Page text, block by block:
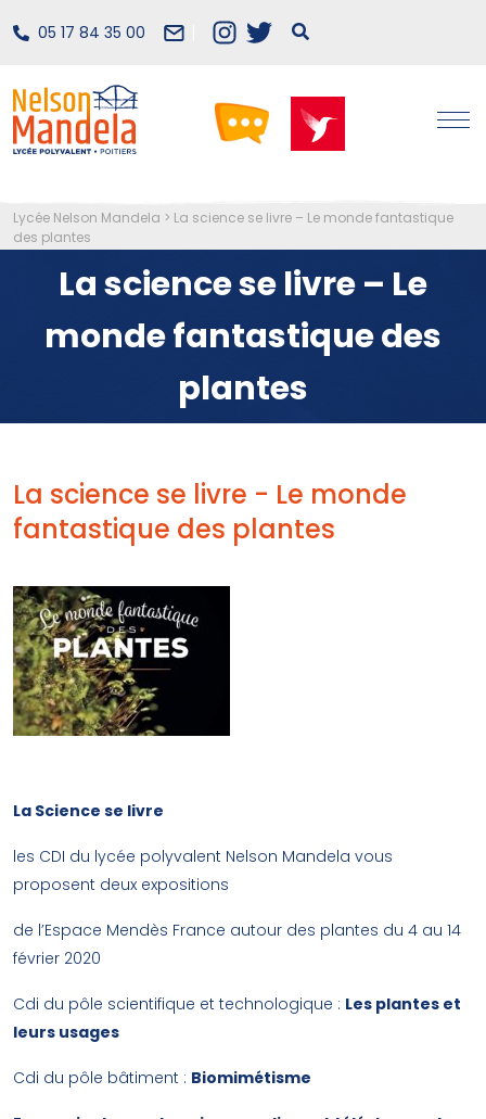
05 17 84 35 00
Lycée Nelson Mandela > La science se livre – Le monde fantastique
des plantes
La science se livre – Le
monde fantastique des
plantes
La science se livre - Le monde
fantastique des plantes
La Science se livre
les CDI du lycée polyvalent Nelson Mandela vous
proposent deux expositions
de l’Espace Mendès France autour des plantes du 4 au 14
février 2020
Cdi du pôle scientifique et technologique : Les plantes et
leurs usages
Cdi du pôle bâtiment : Biomimétisme